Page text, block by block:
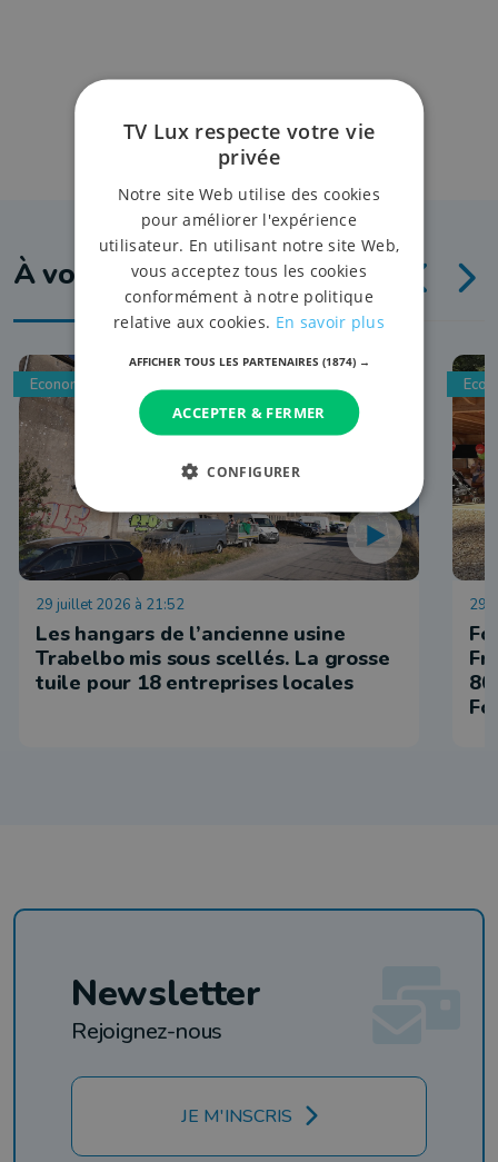
À voir aussi
Economie
29 juillet 2026 à 21:52
Les hangars de l’ancienne usine
Trabelbo mis sous scellés. La grosse
tuile pour 18 entreprises locales
29
Newsletter
Rejoignez-nous
JE M'INSCRIS
TV Lux respecte votre vie
privée
Notre site Web utilise des cookies
pour améliorer l'expérience
utilisateur. En utilisant notre site Web,
vous acceptez tous les cookies
conformément à notre politique
relative aux cookies. En savoir plus
AFFICHER TOUS LES PARTENAIRES (1874) →
ACCEPTER & FERMER
CONFIGURER